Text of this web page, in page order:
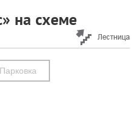
на схеме
Парковка